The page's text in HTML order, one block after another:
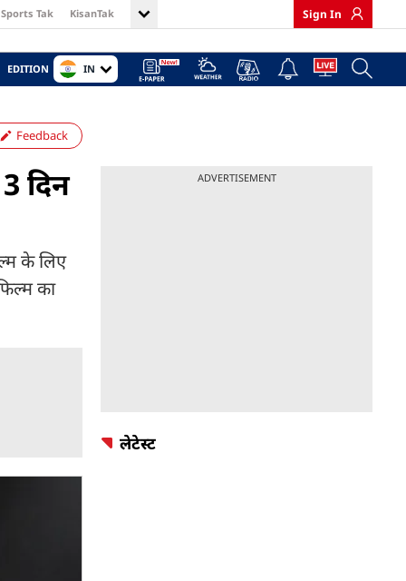
Sports Tak KisanTak Sign In
EDITION IN
Feedback
दिन
के लिए
का
ADVERTISEMENT
लेटेस्ट